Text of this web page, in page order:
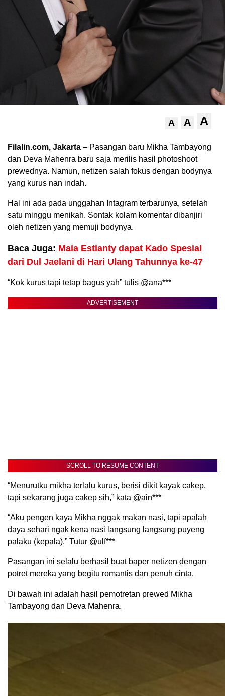
A A A
Filalin.com, Jakarta – Pasangan baru Mikha Tambayong
dan Deva Mahenra baru saja merilis hasil photoshoot
prewednya. Namun, netizen salah fokus dengan bodynya
yang kurus nan indah.
Hal ini ada pada unggahan Intagram terbarunya, setelah
satu minggu menikah. Sontak kolam komentar dibanjiri
oleh netizen yang memuji bodynya.
Baca Juga: Maia Estianty dapat Kado Spesial
dari Dul Jaelani di Hari Ulang Tahunnya ke-47
“Kok kurus tapi tetap bagus yah” tulis @ana***
ADVERTISEMENT
SCROLL TO RESUME CONTENT
“Menurutku mikha terlalu kurus, berisi dikit kayak cakep,
tapi sekarang juga cakep sih,” kata @ain***
“Aku pengen kaya Mikha nggak makan nasi, tapi apalah
daya sehari ngak kena nasi langsung langsung puyeng
palaku (kepala).” Tutur @ulf***
Pasangan ini selalu berhasil buat baper netizen dengan
potret mereka yang begitu romantis dan penuh cinta.
Di bawah ini adalah hasil pemotretan prewed Mikha
Tambayong dan Deva Mahenra.